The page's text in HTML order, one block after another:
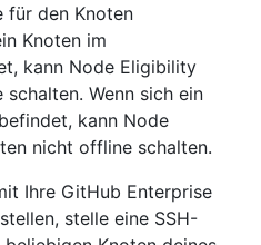
für den Knoten
Knoten im
kann Node Eligibility
Wenn sich ein
befindet, kann Node
nicht offline schalten.
Ihre GitHub Enterprise
stelle eine SSH-